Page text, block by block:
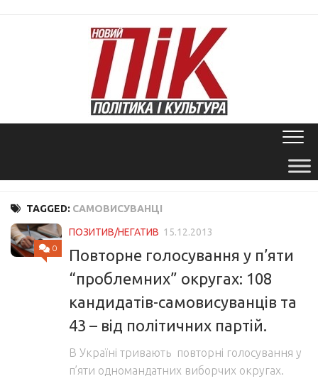
TAGGED: САМОВИСУВАНЦІ
0
ПОЗИТИВ/НЕГАТИВ 15.12.2013
Повторне голосування у п’яти
“проблемних” округах: 108
кандидатів-самовисуванців та
43 – від політичних партій.
В Україні тривають повторні голосування у
п’яти одномандатних виборчих округах.